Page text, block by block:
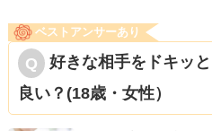
ベストアンサーあり
好きな相手をドキッ
良い？(18歳・女性）